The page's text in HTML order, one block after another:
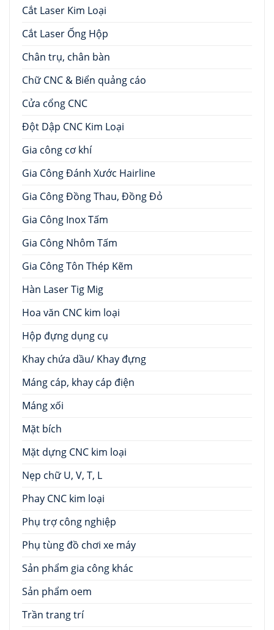
Cắt Laser Kim Loại
Cắt Laser Ống Hộp
Chân trụ, chân bàn
Chữ CNC & Biển quảng cáo
Cửa cổng CNC
Đột Dập CNC Kim Loại
Gia công cơ khí
Gia Công Đánh Xước Hairline
Gia Công Đồng Thau, Đồng Đỏ
Gia Công Inox Tấm
Gia Công Nhôm Tấm
Gia Công Tôn Thép Kẽm
Hàn Laser Tig Mig
Hoa văn CNC kim loại
Hộp đựng dụng cụ
Khay chứa dầu/ Khay đựng
Máng cáp, khay cáp điện
Máng xối
Mặt bích
Mặt dựng CNC kim loại
Nẹp chữ U, V, T, L
Phay CNC kim loại
Phụ trợ công nghiệp
Phụ tùng đồ chơi xe máy
Sản phẩm gia công khác
Sản phẩm oem
Trần trang trí